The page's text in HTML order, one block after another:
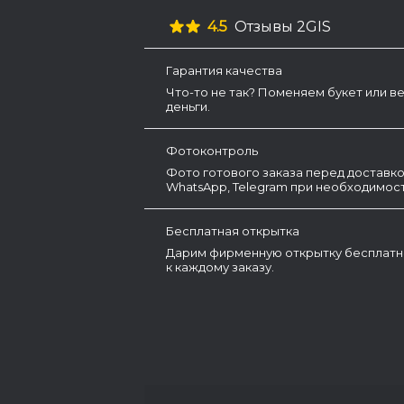
4.5 Отзывы 2GIS
Гарантия качества
Что-то не так? Поменяем букет или
деньги.
Фотоконтроль
Фото готового заказа перед
WhatsApp, Telegram при
Бесплатная открытка
Дарим фирменную открытку
к каждому заказу.